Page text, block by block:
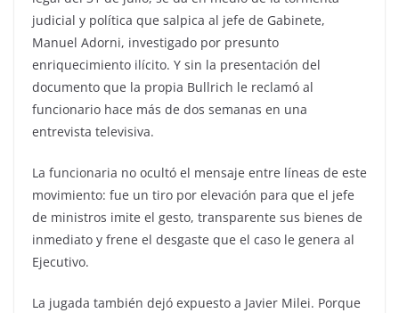
judicial y política que salpica al jefe de Gabinete,
Manuel Adorni, investigado por presunto
enriquecimiento ilícito. Y sin la presentación del
documento que la propia Bullrich le reclamó al
funcionario hace más de dos semanas en una
entrevista televisiva.
La funcionaria no ocultó el mensaje entre líneas de este
movimiento: fue un tiro por elevación para que el jefe
de ministros imite el gesto, transparente sus bienes de
inmediato y frene el desgaste que el caso le genera al
Ejecutivo.
La jugada también dejó expuesto a Javier Milei. Porque